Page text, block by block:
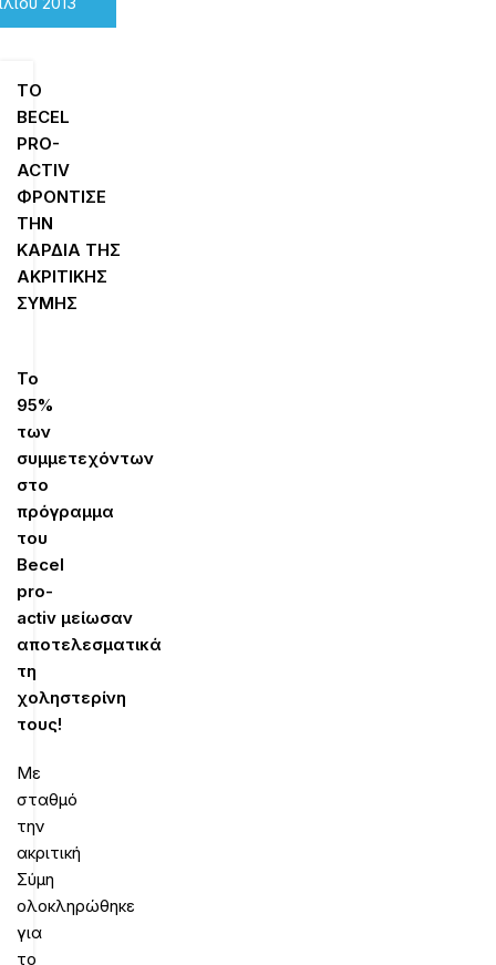
ΤΟ
ΒΕCEL
PRO-
ACTIV
ΦΡΟΝΤΙΣΕ
ΤΗΝ
ΚΑΡΔΙΑ ΤΗΣ
ΑΚΡΙΤΙΚΗΣ
ΣΥΜΗΣ
Το
95%
των
συμμετεχόντων
στο
πρόγραμμα
του
Becel
pro-
activ μείωσαν
αποτελεσματικά
τη
χοληστερίνη
τους!
Με
σταθμό
την
ακριτική
Σύμη
ολοκληρώθηκε
για
το